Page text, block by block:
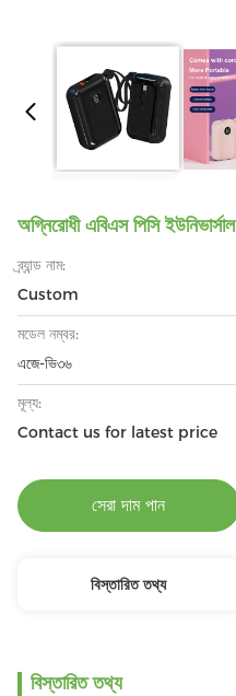
অগ্নিরোধী এবিএস পিসি
ব্র্যান্ড নাম:
Custom
মডেল নম্বর:
এজে-ভি৩৬
মূল্য:
Contact us for latest price
সেরা দাম পান
বিস্তারিত তথ্য
বিস্তারিত তথ্য